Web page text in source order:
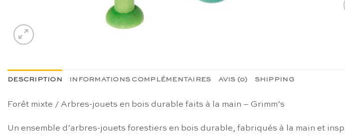
DESCRIPTION INFORMATIONS COMPLÉMENTAIRES AVIS (0) SHIPPING
Forêt mixte / Arbres-jouets en bois durable faits à la main – Grimm’s
Un ensemble d’arbres-jouets forestiers en bois durable, fabriqués à la main et